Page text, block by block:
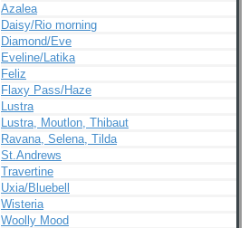
Azalea
Daisy/Rio morning
Diamond/Eve
Eveline/Latika
Feliz
Flaxy Pass/Haze
Lustra
Lustra, Moutlon, Thibaut
Ravana, Selena, Tilda
St.Andrews
Travertine
Uxia/Bluebell
Wisteria
Woolly Mood